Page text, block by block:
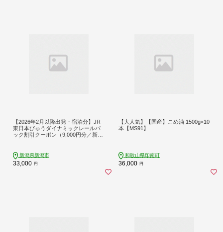
【2026年2月以降出発・宿泊分】JR
東日本びゅうダイナミックレールパ
ック割引クーポン（9,000円分／新潟
新潟県新潟市
33,000 円
【大人気】【国産】こめ油 1500g×10
本【MS91】
和歌山県印南町
36,000 円